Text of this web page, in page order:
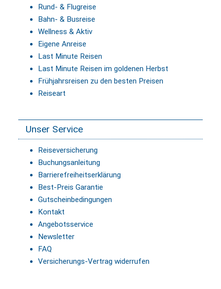
Rund- & Flugreise
Bahn- & Busreise
Wellness & Aktiv
Eigene Anreise
Last Minute Reisen
Last Minute Reisen im goldenen Herbst
Frühjahrsreisen zu den besten Preisen
Reiseart
Unser Service
Reiseversicherung
Buchungsanleitung
Barrierefreiheitserklärung
Best-Preis Garantie
Gutscheinbedingungen
Kontakt
Angebotsservice
Newsletter
FAQ
Versicherungs-Vertrag widerrufen